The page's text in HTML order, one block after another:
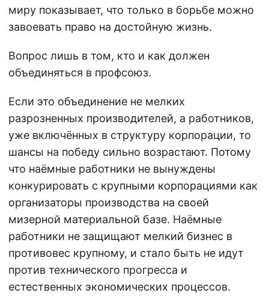
миру показывает, что только в борьбе можно
завоевать право на достойную жизнь.
Вопрос лишь в том, кто и как должен
объединяться в профсоюз.
Если это объединение не мелких
разрозненных производителей, а работников,
уже включённых в структуру корпорации, то
шансы на победу сильно возрастают. Потому
что наёмные работники не вынуждены
конкурировать с крупными корпорациями как
организаторы производства на своей
мизерной материальной базе. Наёмные
работники не защищают мелкий бизнес в
противовес крупному, и стало быть не идут
против технического прогресса и
естественных экономических процессов.